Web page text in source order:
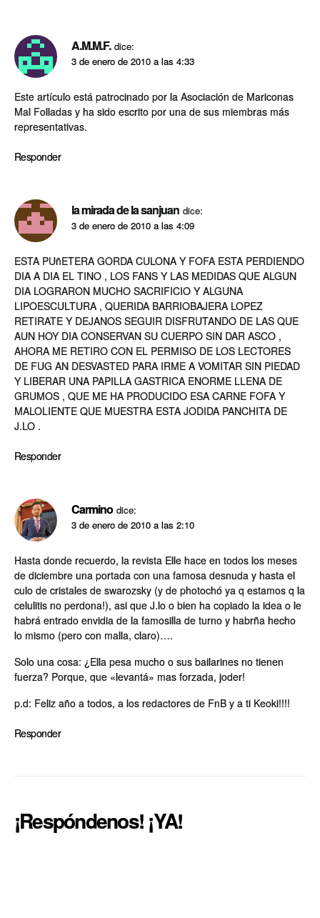
A.M.M.F. dice:
3 de enero de 2010 a las 4:33
Este artí­culo está patrocinado por la Asociación de Mariconas
Mal Folladas y ha sido escrito por una de sus miembras más
representativas.
Responder
la mirada de la sanjuan dice:
3 de enero de 2010 a las 4:09
ESTA PUñETERA GORDA CULONA Y FOFA ESTA PERDIENDO
DIA A DIA EL TINO , LOS FANS Y LAS MEDIDAS QUE ALGUN
DIA LOGRARON MUCHO SACRIFICIO Y ALGUNA
LIPOESCULTURA , QUERIDA BARRIOBAJERA LOPEZ
RETIRATE Y DEJANOS SEGUIR DISFRUTANDO DE LAS QUE
AUN HOY DIA CONSERVAN SU CUERPO SIN DAR ASCO ,
AHORA ME RETIRO CON EL PERMISO DE LOS LECTORES
DE FUG AN DESVASTED PARA IRME A VOMITAR SIN PIEDAD
Y LIBERAR UNA PAPILLA GASTRICA ENORME LLENA DE
GRUMOS , QUE ME HA PRODUCIDO ESA CARNE FOFA Y
MALOLIENTE QUE MUESTRA ESTA JODIDA PANCHITA DE
J.LO .
Responder
Carmino dice:
3 de enero de 2010 a las 2:10
Hasta donde recuerdo, la revista Elle hace en todos los meses
de diciembre una portada con una famosa desnuda y hasta el
culo de cristales de swarozsky (y de photochó ya q estamos q la
celulitis no perdona!), asi que J.lo o bien ha copiado la idea o le
habrá entrado envidia de la famosilla de turno y habrña hecho
lo mismo (pero con malla, claro)….
Solo una cosa: ¿Ella pesa mucho o sus bailarines no tienen
fuerza? Porque, que «levantá» mas forzada, joder!
p.d: Feliz año a todos, a los redactores de FnB y a ti Keoki!!!!
Responder
¡Respóndenos! ¡YA!